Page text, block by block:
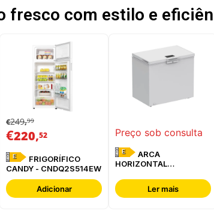
fresco com estilo e
€249,99
€220,52
E
CANDY - CNDQ2S514EW
Adicionar
Preço sob consulta
E
HORIZONTAL
W3RHS24EW
Ler mais